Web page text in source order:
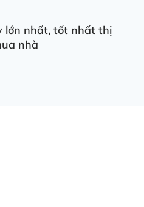
lớn nhất, tốt nhất thị
nhà